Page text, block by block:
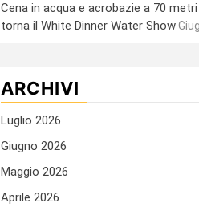
Cena in acqua e acrobazie a 70 metri
torna il White Dinner Water Show
ARCHIVI
Luglio 2026
Giugno 2026
Maggio 2026
Aprile 2026